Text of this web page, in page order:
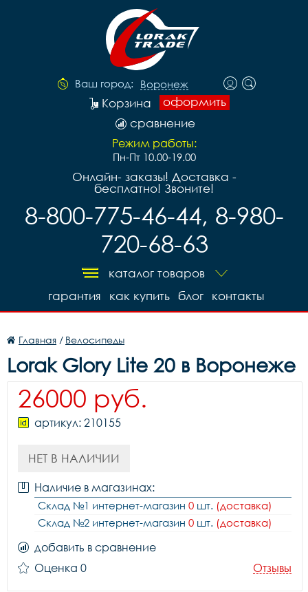
Ваш город: Воронеж
оформить
Корзина
сравнение
Режим работы:
Пн-Пт 10.00-19.00
Онлайн- заказы! Доставка -
бесплатно! Звоните!
8-800-775-46-44, 8-980-
720-68-63
каталог товаров
контакты
блог
как купить
гарантия
Главная / Велосипеды
Lorak Glory Lite 20 в Воронеже
26000 руб.
артикул: 210155
НЕТ В НАЛИЧИИ
Наличие в магазинах:
Склад №1 интернет-магазин 0 шт. (доставка)
Склад №2 интернет-магазин 0 шт. (доставка)
добавить в сравнение
Оценка 0
Отзывы